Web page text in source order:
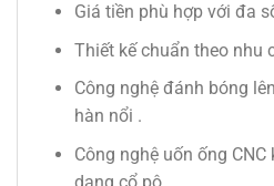
Giá tiền phù hợp với đa
Thiết kế chuẩn theo nhu
Công nghệ đánh bóng
hàn nổi .
Công nghệ uốn ống